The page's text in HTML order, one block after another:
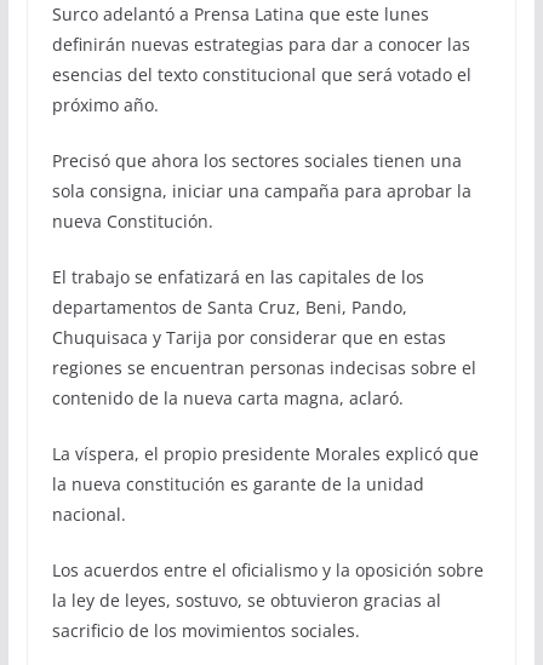
Surco adelantó a Prensa Latina que este lunes
definirán nuevas estrategias para dar a conocer las
esencias del texto constitucional que será votado el
próximo año.
Precisó que ahora los sectores sociales tienen una
sola consigna, iniciar una campaña para aprobar la
nueva Constitución.
El trabajo se enfatizará en las capitales de los
departamentos de Santa Cruz, Beni, Pando,
Chuquisaca y Tarija por considerar que en estas
regiones se encuentran personas indecisas sobre el
contenido de la nueva carta magna, aclaró.
La víspera, el propio presidente Morales explicó que
la nueva constitución es garante de la unidad
nacional.
Los acuerdos entre el oficialismo y la oposición sobre
la ley de leyes, sostuvo, se obtuvieron gracias al
sacrificio de los movimientos sociales.